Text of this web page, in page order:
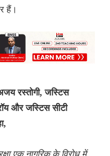
हैं।
रस्तोगी, जस्टिस
और जस्टिस सीटी
एक नागरिक के विरोध में